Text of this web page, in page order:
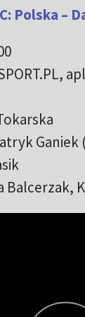
Polska –
Ganiek
Balcerzak,